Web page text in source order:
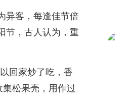
异客，每逢佳节倍
节，古人认为，重
回家炒了吃，香
松果壳，用作过